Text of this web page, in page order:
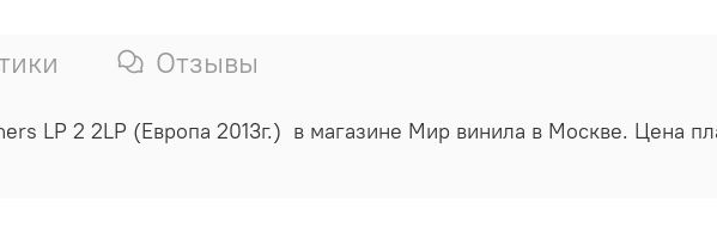
Отзывы
LP 2 2LP (Европа 2013г.) в магазине Мир винила в Москве. Цена